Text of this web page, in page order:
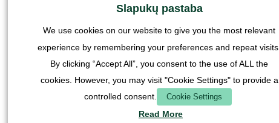
Slapukų pastaba
We use cookies on our website to give you the most relevant
experience by remembering your preferences and repeat visits.
By clicking “Accept All”, you consent to the use of ALL the
cookies. However, you may visit "Cookie Settings" to provide a
controlled consent.
Cookie Settings
Read More